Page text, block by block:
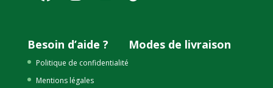
Besoin d’aide ?
Politique de confidentialité
Mentions légales
Modes de livraison